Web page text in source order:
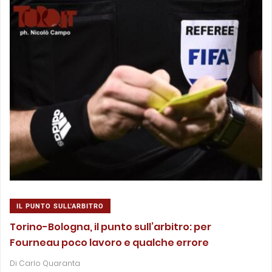
IL PUNTO SULL'ARBITRO
Torino-Bologna, il punto sull’arbitro: per
Fourneau poco lavoro e qualche errore
Di Carlo Quaranta